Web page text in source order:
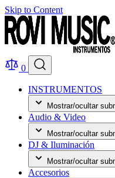
Skip to Content
0
INSTRUMENTOS
Mostrar/ocultar
Audio & Video
Mostrar/ocultar
DJ & Iluminación
Mostrar/ocultar
Accesorios